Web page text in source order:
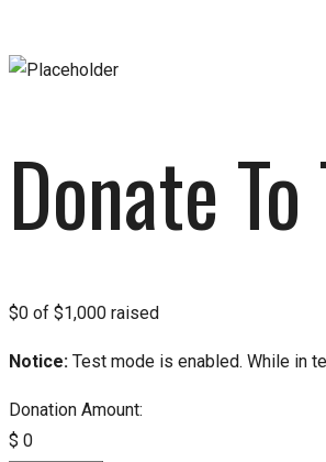
Donate
$0 of $1,000 raised
Notice: Test mode is enabled. While in
Donation Amount:
$ 0